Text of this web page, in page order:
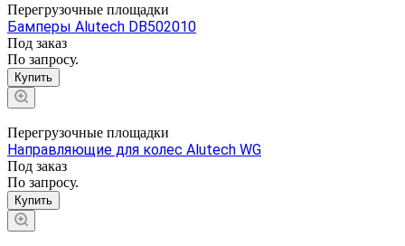
Перегрузочные площадки
Бамперы Alutech DB502010
Под заказ
По запросу.
Купить
Перегрузочные площадки
Направляющие для колес Alutech WG
Под заказ
По запросу.
Купить